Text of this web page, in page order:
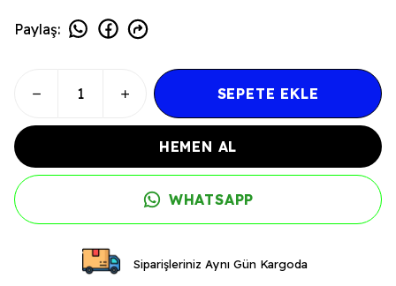
Paylaş:
SEPETE EKLE
HEMEN AL
WHATSAPP
Siparişleriniz Aynı Gün Kargoda